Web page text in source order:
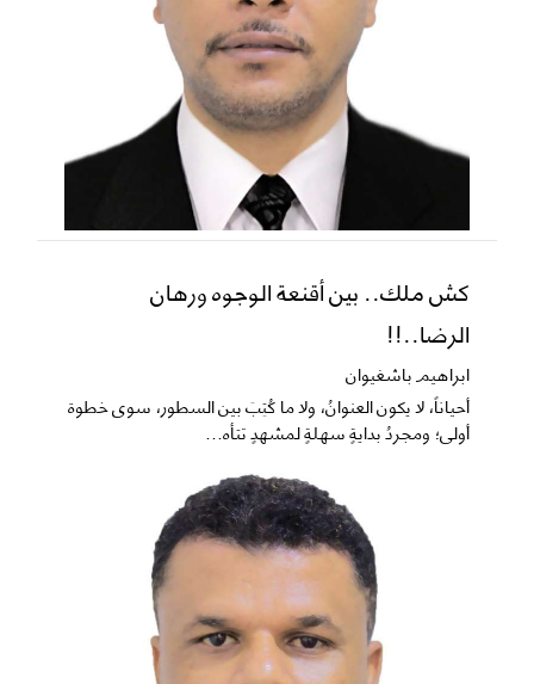
كش ملك.. بين أقنعة الوجوه ورهان
الرضا..!!
ابراهيم باشغيوان
​أحياناً، لا يكون العنوانُ، ولا ما كُتِبَ بين السطور، سوى خطوة
أولى؛ ومجردُ بدايةٍ سهلةٍ لمشهدٍ تتأه...